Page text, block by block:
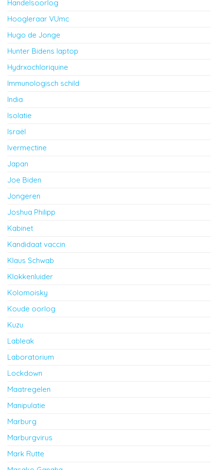
Handelsoorlog
Hoogleraar VUmc
Hugo de Jonge
Hunter Bidens laptop
Hydrxochloriquine
Immunologisch schild
India
Isolatie
Israël
Ivermectine
Japan
Joe Biden
Jongeren
Joshua Philipp
Kabinet
Kandidaat vaccin
Klaus Schwab
Klokkenluider
Kolomoisky
Koude oorlog
Kuzu
Lableak
Laboratorium
Lockdown
Maatregelen
Manipulatie
Marburg
Marburgvirus
Mark Rutte